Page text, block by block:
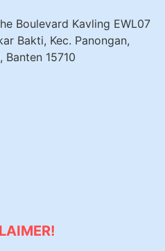
Boulevard Kavling EWL07
Bakti, Kec. Panongan,
Banten 15710